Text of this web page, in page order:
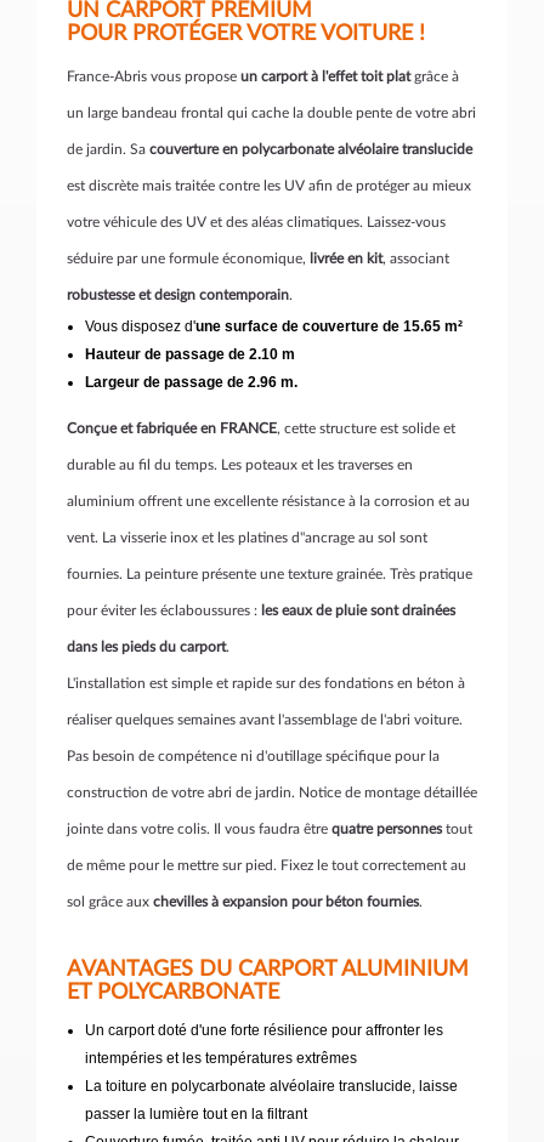
UN CARPORT PREMIUM
POUR PROTÉGER VOTRE VOITURE !
France-Abris vous propose un carport à l'effet toit platgrâce à
un large bandeau frontal qui cache la double pente de votre abri
de jardin. Sa couverture en polycarbonate alvéolaire translucide
est discrète mais traitée contre les UV afin de protéger au mieux
votre véhicule des UV et des aléas climatiques. Laissez-vous
séduire par une formule économique, livrée en kit, associant
robustesse et design contemporain.
Vous disposez d'une surface de couverture de 15.65 m²
Hauteur de passage de 2.10 m
Largeur de passage de 2.96 m.
Conçue et fabriquée en FRANCE, cette structure est solide et
durable au fil du temps. Les poteaux et les traverses en
aluminium offrent une excellente résistance à la corrosion et au
vent. La visserie inox et les platines d''ancrage au sol sont
fournies. La peinture présente une texture grainée. Très pratique
pour éviter les éclaboussures : les eaux de pluie sont drainées
dans les pieds du carport.
L'installation est simple et rapide sur des fondations en béton à
réaliser quelques semaines avant l'assemblage de l'abri voiture.
Pas besoin de compétence ni d'outillage spécifique pour la
construction de votre abri de jardin. Notice de montage détaillée
jointe dans votre colis. Il vous faudra être quatre personnestout
de même pour le mettre sur pied. Fixez le tout correctement au
sol grâce aux chevilles à expansion pour béton fournies.
AVANTAGES DU CARPORT ALUMINIUM
ET POLYCARBONATE
Un carport doté d'une forte résilience pour affronter les
intempéries et les températures extrêmes
La toiture en polycarbonate alvéolaire translucide, laisse
passer la lumière tout en la filtrant